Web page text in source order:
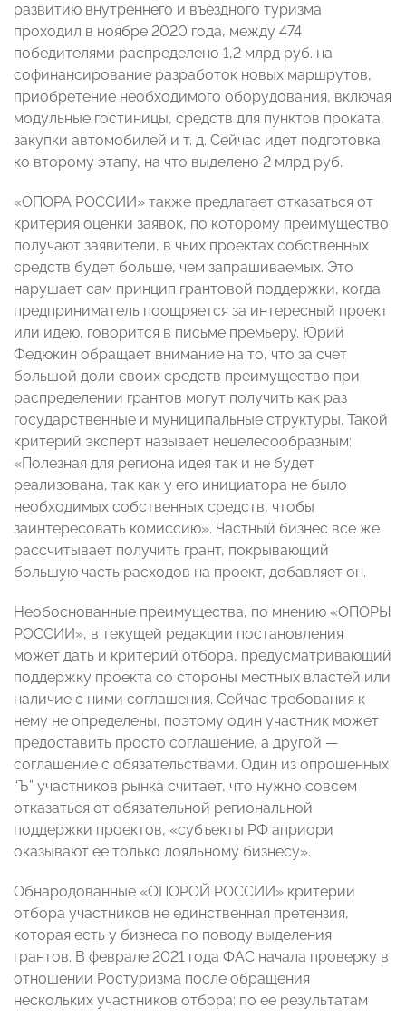
развитию внутреннего и въездного туризма
проходил в ноябре 2020 года, между 474
победителями распределено 1,2 млрд руб. на
софинансирование разработок новых маршрутов,
приобретение необходимого оборудования, включая
модульные гостиницы, средств для пунктов проката,
закупки автомобилей и т. д. Сейчас идет подготовка
ко второму этапу, на что выделено 2 млрд руб.
«ОПОРА РОССИИ» также предлагает отказаться от
критерия оценки заявок, по которому преимущество
получают заявители, в чьих проектах собственных
средств будет больше, чем запрашиваемых. Это
нарушает сам принцип грантовой поддержки, когда
предприниматель поощряется за интересный проект
или идею, говорится в письме премьеру. Юрий
Федюкин обращает внимание на то, что за счет
большой доли своих средств преимущество при
распределении грантов могут получить как раз
государственные и муниципальные структуры. Такой
критерий эксперт называет нецелесообразным:
«Полезная для региона идея так и не будет
реализована, так как у его инициатора не было
необходимых собственных средств, чтобы
заинтересовать комиссию». Частный бизнес все же
рассчитывает получить грант, покрывающий
большую часть расходов на проект, добавляет он.
Необоснованные преимущества, по мнению «ОПОРЫ
РОССИИ», в текущей редакции постановления
может дать и критерий отбора, предусматривающий
поддержку проекта со стороны местных властей или
наличие с ними соглашения. Сейчас требования к
нему не определены, поэтому один участник может
предоставить просто соглашение, а другой —
соглашение с обязательствами. Один из опрошенных
“Ъ” участников рынка считает, что нужно совсем
отказаться от обязательной региональной
поддержки проектов, «субъекты РФ априори
оказывают ее только лояльному бизнесу».
Обнародованные «ОПОРОЙ РОССИИ» критерии
отбора участников не единственная претензия,
которая есть у бизнеса по поводу выделения
грантов. В феврале 2021 года ФАС начала проверку в
отношении Ростуризма после обращения
нескольких участников отбора: по ее результатам